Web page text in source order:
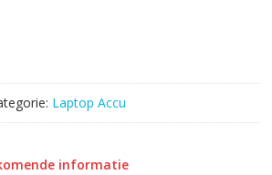
Laptop Accu
informatie